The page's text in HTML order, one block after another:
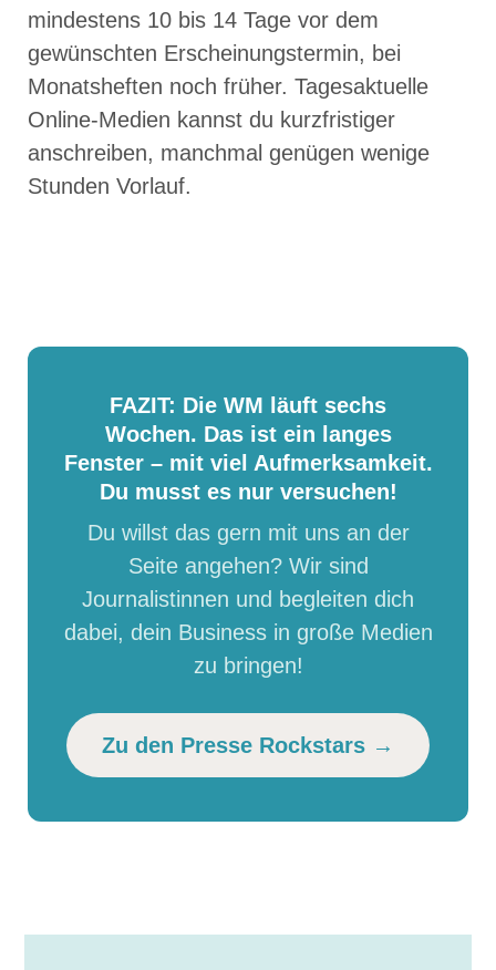
mindestens 10 bis 14 Tage vor dem
gewünschten Erscheinungstermin, bei
Monatsheften noch früher. Tagesaktuelle
Online-Medien kannst du kurzfristiger
anschreiben, manchmal genügen wenige
Stunden Vorlauf.
FAZIT: Die WM läuft sechs
Wochen. Das ist ein langes
Fenster – mit viel Aufmerksamkeit.
Du musst es nur versuchen!
Du willst das gern mit uns an der
Seite angehen? Wir sind
Journalistinnen und begleiten dich
dabei, dein Business in große Medien
zu bringen!
Zu den Presse Rockstars →